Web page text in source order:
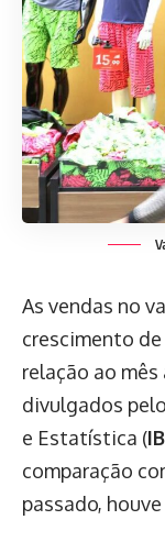
As vendas no
crescimento de
relação ao
divulgados
e Estatística (
comparação
passado,